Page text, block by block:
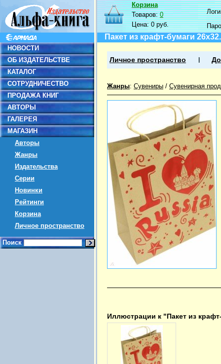
НОВОСТИ
ОБ ИЗДАТЕЛЬСТВЕ
КАТАЛОГ
СОТРУДНИЧЕСТВО
ПРОДАЖА КНИГ
АВТОРЫ
ГАЛЕРЕЯ
МАГАЗИН
Авторы
Жанры
Издательства
Серии
Новинки
Рейтинги
Корзина
Личное пространство
Поиск
Корзина
Товаров:0
Цена:0 руб.
Пакет из крафт-бумаги
Личное пространство
Жанры: Сувениры / Сувенирная
Иллюстрации к "Пакет из